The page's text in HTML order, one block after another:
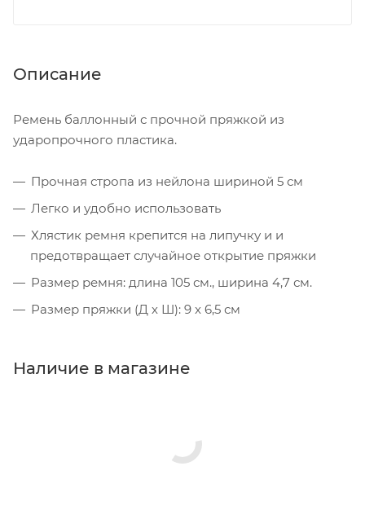
Описание
Ремень баллонный с прочной пряжкой из
ударопрочного пластика.
Прочная стропа из нейлона шириной 5 см
Легко и удобно использовать
Хлястик ремня крепится на липучку и и
предотвращает случайное открытие пряжки
Размер ремня: длина 105 см., ширина 4,7 см.
Размер пряжки (Д х Ш): 9 x 6,5 см
Наличие в магазине